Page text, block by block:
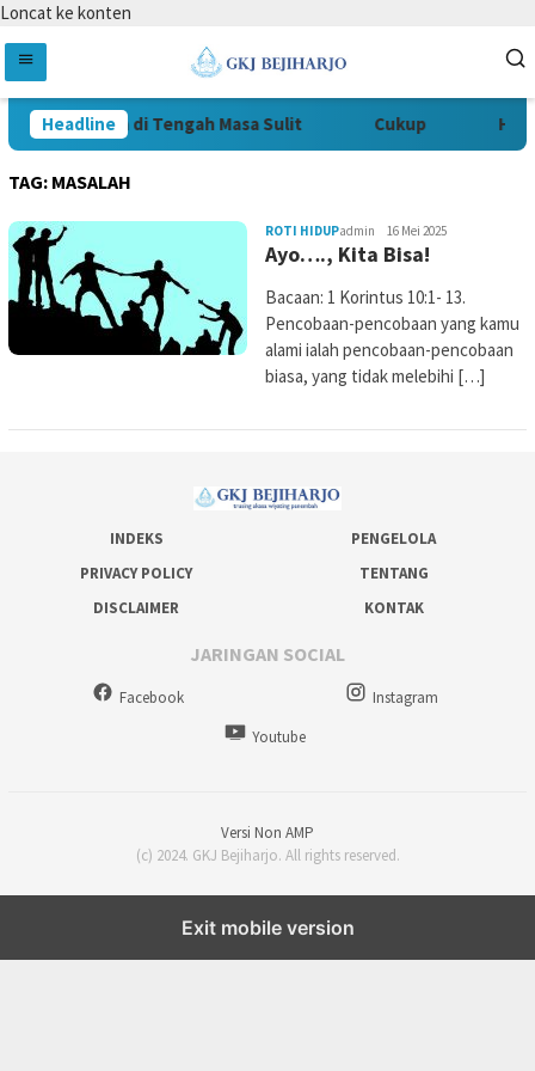
Loncat ke konten
Headline
Tetap Setia di Tengah Masa Sulit Cukup
TAG: MASALAH
ROTI HIDUPadmin 16 Mei 2025
Ayo…., Kita Bisa!
Bacaan: 1 Korintus 10:1- 13.
Pencobaan-pencobaan yang kamu
alami ialah pencobaan-pencobaan
biasa, yang tidak melebihi […]
INDEKS
PENGELOLA
PRIVACY POLICY
TENTANG
DISCLAIMER
KONTAK
JARINGAN SOCIAL
Facebook
Instagram
Youtube
Versi Non AMP
(c) 2024. GKJ Bejiharjo. All rights reserved.
Exit mobile version